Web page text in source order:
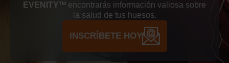
EVENITYTM
encontrarás información valiosa sobre
la salud de tus huesos.
INSCRÍBETE HOY